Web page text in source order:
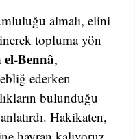
almalı, elini
inerek topluma yön
el-Bennâ,
ederken
bulunduğu
Hakikaten,